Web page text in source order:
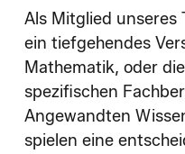
Als Mitglied unseres
ein tiefgehendes
Mathematik, oder
spezifischen
Angewandten
spielen eine